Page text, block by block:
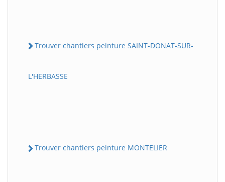
Trouver chantiers peinture SAINT-DONAT-SUR-
L'HERBASSE
Trouver chantiers peinture MONTELIER